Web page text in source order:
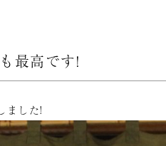
最高です!
ました!